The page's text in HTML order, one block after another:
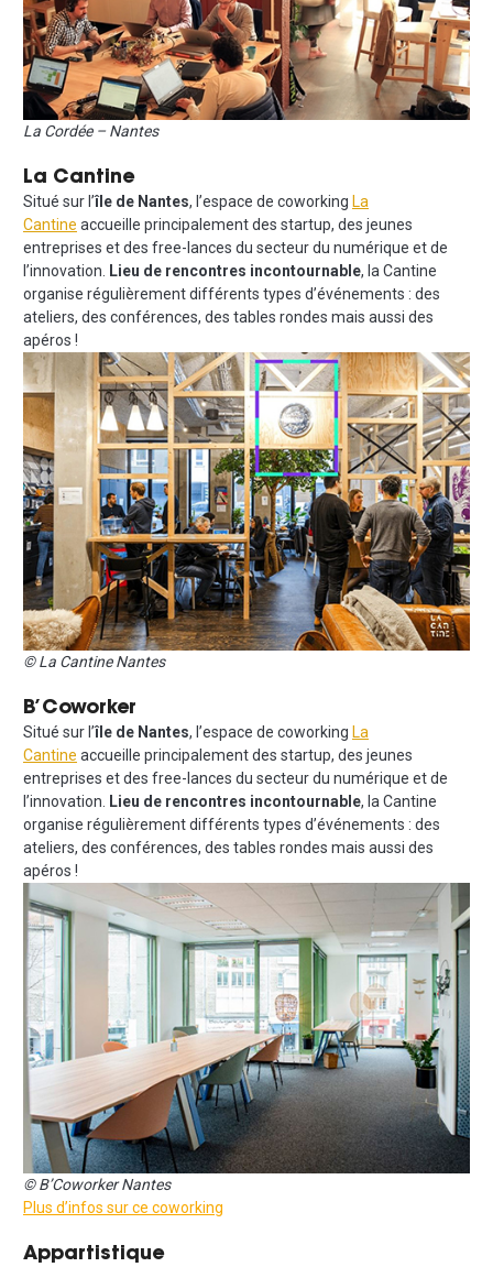
La Cordée – Nantes
La Cantine
Situé sur l’île de Nantes, l’espace de coworking La
Cantine accueille principalement des startup, des jeunes
entreprises et des free-lances du secteur du numérique et de
l’innovation.
Lieu de rencontres incontournable, la Cantine
organise régulièrement différents types d’événements : des
ateliers, des conférences, des tables rondes mais aussi des
apéros !
© La Cantine Nantes
B’Coworker
Situé sur l’île de Nantes, l’espace de coworking La
Cantine accueille principalement des startup, des jeunes
entreprises et des free-lances du secteur du numérique et de
l’innovation. Lieu de rencontres incontournable, la Cantine
organise régulièrement différents types d’événements : des
ateliers, des conférences, des tables rondes mais aussi des
apéros !
© B’Coworker Nantes
Plus d’infos sur ce coworking
Appartistique